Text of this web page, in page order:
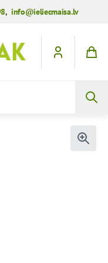
, info@ieliecmaisa.lv